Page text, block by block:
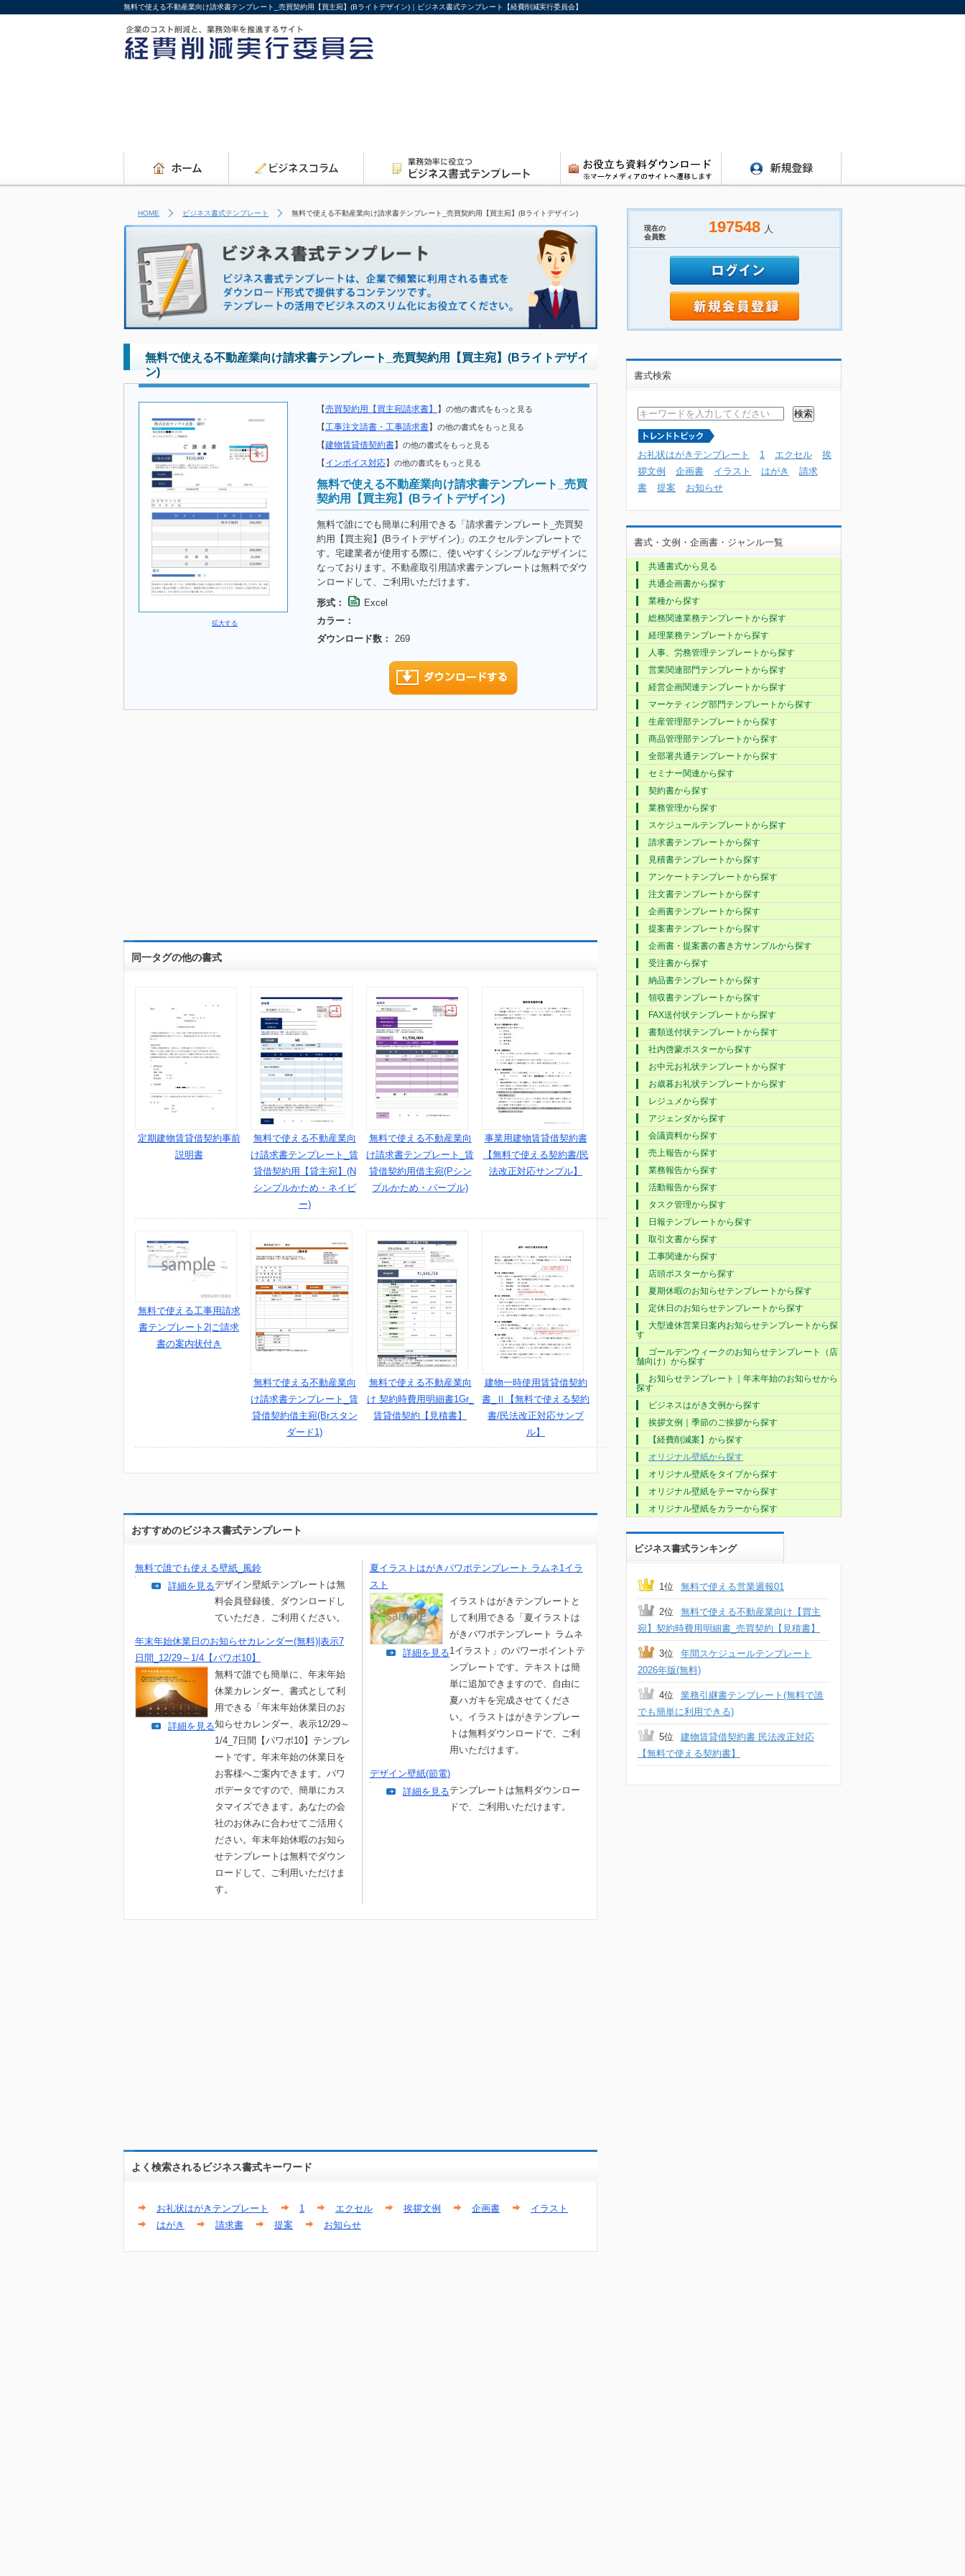
無料で使える不動産業向け請求書テンプレート_売買契約用【買主宛】(Bライトデザイン)｜ビジネス書式テンプレート【経費削減実行委員会】
HOME ビジネス書式テンプレート 無料で使える不動産業向け請求書テンプレート_売買契約用【買主宛】(Bライトデザイン)
無料で使える不動産業向け請求書テンプレート_売買契約用【買主宛】(Bライトデザイ
ン)
拡大する
【売買契約用【買主宛請求書】 】 の他の書式をもっと見る
【工事注文請書・工事請求書】 の他の書式をもっと見る
【建物賃貸借契約書】 の他の書式をもっと見る
【インボイス対応】 の他の書式をもっと見る
無料で使える不動産業向け請求書テンプレート_売買
契約用【買主宛】(Bライトデザイン)
無料で誰にでも簡単に利用できる「請求書テンプレート_売買契
約用【買主宛】(Bライトデザイン)」のエクセルテンプレートで
す。宅建業者が使用する際に、使いやすくシンプルなデザインに
なっております。不動産取引用請求書テンプレートは無料でダウ
ンロードして、ご利用いただけます。
形式：
Excel
カラー：
ダウンロード数：
269
同一タグの他の書式
定期建物賃貸借契約事前
説明書
無料で使える不動産業向
け請求書テンプレート_賃
貸借契約用【貸主宛】(N
シンプルかため・ネイビ
ー)
無料で使える不動産業向
け請求書テンプレート_賃
貸借契約用借主宛(Pシン
プルかため・パープル)
事業用建物賃貸借契約書
【無料で使える契約書/民
法改正対応サンプル】
無料で使える工事用請求
書テンプレート2|ご請求
書の案内状付き
無料で使える不動産業向
け請求書テンプレート_賃
貸借契約借主宛(Brスタン
ダード1)
無料で使える不動産業向
け 契約時費用明細書1Gr_
賃貸借契約【見積書】
建物一時使用賃貸借契約
書_Ⅱ【無料で使える契約
書/民法改正対応サンプ
ル】
おすすめのビジネス書式テンプレート
無料で誰でも使える壁紙_風鈴
デザイン壁紙テンプレートは無
料会員登録後、ダウンロードし
ていただき、ご利用ください。
詳細を見る
夏イラストはがきパワポテンプレート ラムネ1イラ
スト
イラストはがきテンプレートと
して利用できる「夏イラストは
がきパワポテンプレート ラムネ
1イラスト」のパワーポイントテ
ンプレートです。テキストは簡
単に追加できますので、自由に
夏ハガキを完成させてくださ
い。イラストはがきテンプレー
トは無料ダウンロードで、ご利
用いただけます。
詳細を見る
年末年始休業日のお知らせカレンダー(無料)|表示7
日間_12/29～1/4【パワポ10】
無料で誰でも簡単に、年末年始
休業カレンダー、書式として利
用できる「年末年始休業日のお
知らせカレンダー、表示12/29～
1/4_7日間【パワポ10】テンプレ
ートです。年末年始の休業日を
お客様へご案内できます。パワ
ポデータですので、簡単にカス
タマイズできます。あなたの会
社のお休みに合わせてご活用く
ださい。年末年始休暇のお知ら
せテンプレートは無料でダウン
ロードして、ご利用いただけま
す。
詳細を見る
デザイン壁紙(節電)
テンプレートは無料ダウンロー
ドで、ご利用いただけます。
詳細を見る
よく検索されるビジネス書式キーワード
お礼状はがきテンプレート 1 エクセル 挨拶文例 企画書
イラスト
はがき
請求書 提案 お知らせ
現在の
会員数
197548 人
書式検索
お礼状はがきテンプレート 1 エクセル
挨
拶文例
企画書 イラスト はがき
請求
書
提案 お知らせ
書式・文例・企画書・ジャンル一覧
共通書式から見る
共通企画書から探す
業種から探す
総務関連業務テンプレートから探す
経理業務テンプレートから探す
人事、労務管理テンプレートから探す
営業関連部門テンプレートから探す
経営企画関連テンプレートから探す
マーケティング部門テンプレートから探す
生産管理部テンプレートから探す
商品管理部テンプレートから探す
全部署共通テンプレートから探す
セミナー関連から探す
契約書から探す
業務管理から探す
スケジュールテンプレートから探す
請求書テンプレートから探す
見積書テンプレートから探す
アンケートテンプレートから探す
注文書テンプレートから探す
企画書テンプレートから探す
提案書テンプレートから探す
企画書・提案書の書き方サンプルから探す
受注書から探す
納品書テンプレートから探す
領収書テンプレートから探す
FAX送付状テンプレートから探す
書類送付状テンプレートから探す
社内啓蒙ポスターから探す
お中元お礼状テンプレートから探す
お歳暮お礼状テンプレートから探す
レジュメから探す
アジェンダから探す
会議資料から探す
売上報告から探す
業務報告から探す
活動報告から探す
タスク管理から探す
日報テンプレートから探す
取引文書から探す
工事関連から探す
店頭ポスターから探す
夏期休暇のお知らせテンプレートから探す
定休日のお知らせテンプレートから探す
大型連休営業日案内お知らせテンプレートから探
す
ゴールデンウィークのお知らせテンプレート（店
舗向け）から探す
お知らせテンプレート｜年末年始のお知らせから
探す
ビジネスはがき文例から探す
挨拶文例｜季節のご挨拶から探す
【経費削減案】から探す
オリジナル壁紙から探す
オリジナル壁紙をタイプから探す
オリジナル壁紙をテーマから探す
オリジナル壁紙をカラーから探す
ビジネス書式ランキング
1位 無料で使える営業週報01
2位
無料で使える不動産業向け【買主
宛】契約時費用明細書_売買契約【見積書】
3位
年間スケジュールテンプレート
2026年版(無料)
4位
業務引継書テンプレート(無料で誰
でも簡単に利用できる)
5位
建物賃貸借契約書 民法改正対応
【無料で使える契約書】